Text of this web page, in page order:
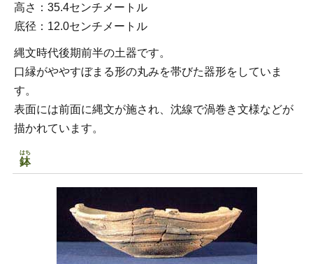
高さ：35.4センチメートル
底径：12.0センチメートル
縄文時代後期前半の土器です。
口縁がややすぼまる形の丸みを帯びた器形をしていま
す。
表面には前面に縄文が施され、沈線で渦巻き文様などが
描かれています。
鉢
はち